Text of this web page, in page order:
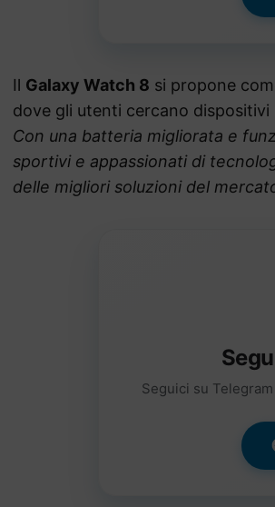
Il Galaxy Watch 8 si propone
dove gli utenti cercano
Con una batteria migliorata e
sportivi e appassionati di
delle migliori soluzioni del
Seguici su